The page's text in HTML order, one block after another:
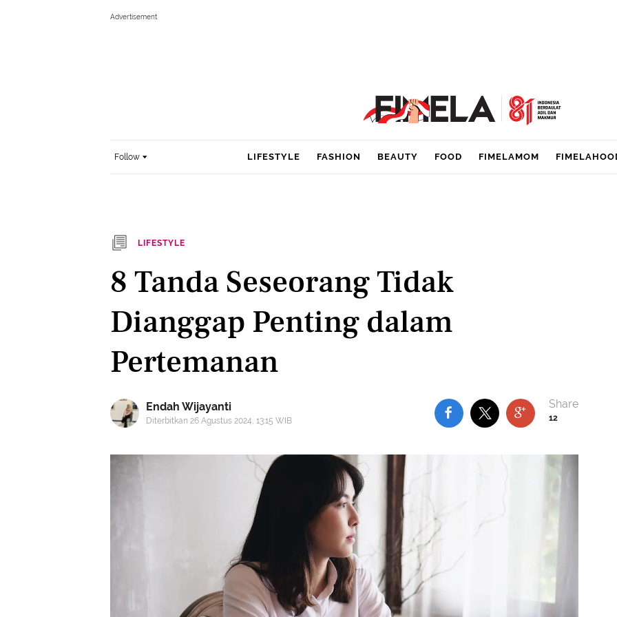
Follow LIFESTYLE FASHION BEAUTY FOOD FIMELAMOM
LIFESTYLE
8 Tanda Seseorang Tidak
Dianggap Penting dalam
Pertemanan
Endah Wijayanti
Diterbitkan 26 Agustus 2024, 13:15 WIB 12